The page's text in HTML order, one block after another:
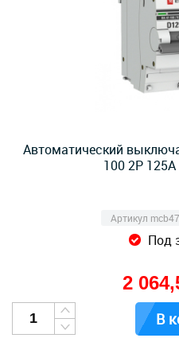
Автоматический
100 2Р 125А
Артикул
Под
2
В